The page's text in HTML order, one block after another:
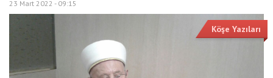
23 Mart 2022 - 09:15
Köşe Yazıları